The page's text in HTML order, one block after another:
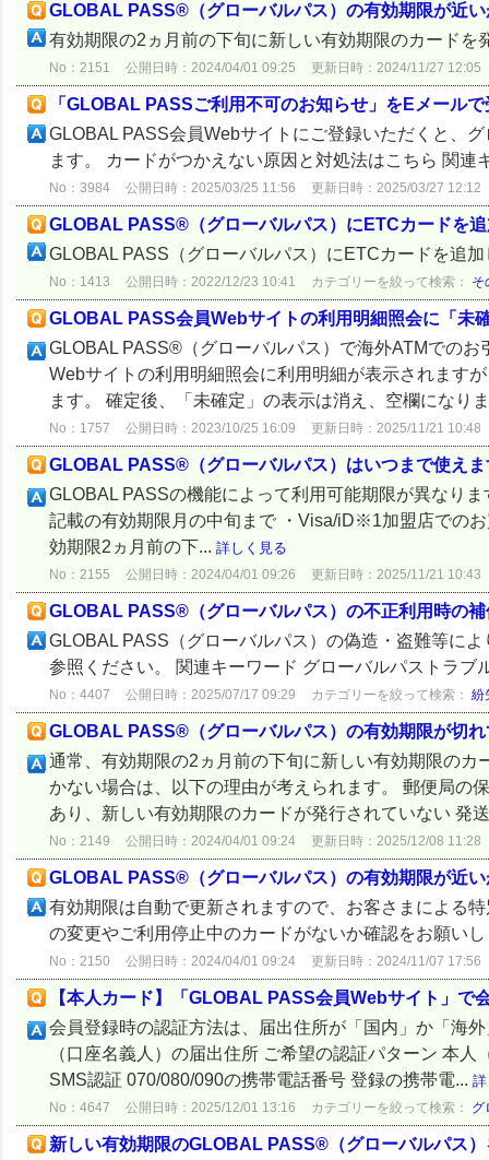
GLOBAL PASS®（グローバルパス）の有効期限が近
有効期限の2ヵ月前の下旬に新しい有効期限のカード
No：2151 公開日時：2024/04/01 09:25 更新日時：2024/11/27 12:05
「GLOBAL PASSご利用不可のお知らせ」をEメール
GLOBAL PASS会員Webサイトにご登録いただくと、
ます。 カードがつかえない原因と対処法はこちら 関
No：3984 公開日時：2025/03/25 11:56 更新日時：2025/03/27 12:12
GLOBAL PASS®（グローバルパス）にETCカードを
GLOBAL PASS（グローバルパス）にETCカードを追
No：1413 公開日時：2022/12/23 10:41 カテゴリーを絞って検索： そ
GLOBAL PASS会員Webサイトの利用明細照会に「未
GLOBAL PASS®（グローバルパス）で海外ATMでの
Webサイトの利用明細照会に利用明細が表示されます
ます。 確定後、「未確定」の表示は消え、空欄になり
No：1757 公開日時：2023/10/25 16:09 更新日時：2025/11/21 10:48
GLOBAL PASS®（グローバルパス）はいつまで使えま
GLOBAL PASSの機能によって利用可能期限が異なり
記載の有効期限月の中旬まで ・Visa/iD※1加盟店での
効期限2ヵ月前の下... 詳しく見る
No：2155 公開日時：2024/04/01 09:26 更新日時：2025/11/21 10:43
GLOBAL PASS®（グローバルパス）の不正利用時の
GLOBAL PASS（グローバルパス）の偽造・盗難等に
参照ください。 関連キーワード グローバルパストラブ
No：4407 公開日時：2025/07/17 09:29 カテゴリーを絞って検索： 紛
GLOBAL PASS®（グローバルパス）の有効期限が切
通常、有効期限の2ヵ月前の下旬に新しい有効期限の
かない場合は、以下の理由が考えられます。 郵便局の
あり、新しい有効期限のカードが発行されていない 発
No：2149 公開日時：2024/04/01 09:24 更新日時：2025/12/08 11:28
GLOBAL PASS®（グローバルパス）の有効期限が近
有効期限は自動で更新されますので、お客さまによる
の変更やご利用停止中のカードがないか確認をお願い
No：2150 公開日時：2024/04/01 09:24 更新日時：2024/11/07 17:56
【本人カード】「GLOBAL PASS会員Webサイト」で
会員登録時の認証方法は、届出住所が「国内」か「海
（口座名義人）の届出住所 ご希望の認証パターン 本
SMS認証 070/080/090の携帯電話番号 登録の携帯電...
No：4647 公開日時：2025/12/01 13:16 カテゴリーを絞って検索： グ
新しい有効期限のGLOBAL PASS®（グローバルパス